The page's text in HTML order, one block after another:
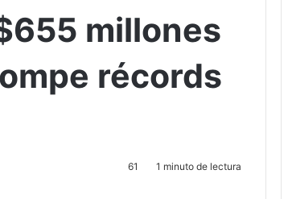
millones
récords
61 1 minuto de lectura